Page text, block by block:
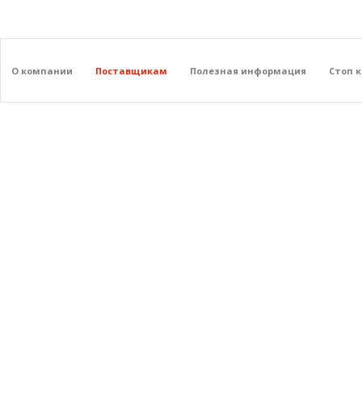
О компании Поставщикам Полезная информация Стоп